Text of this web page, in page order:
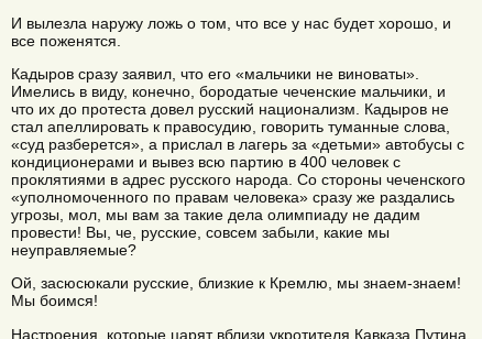
И вылезла наружу ложь о том, что все у нас будет хорошо, и
все поженятся.
Кадыров сразу заявил, что его «мальчики не виноваты».
Имелись в виду, конечно, бородатые чеченские мальчики, и
что их до протеста довел русский национализм. Кадыров не
стал апеллировать к правосудию, говорить туманные слова,
«суд разберется», а прислал в лагерь за «детьми» автобусы с
кондиционерами и вывез всю партию в 400 человек с
проклятиями в адрес русского народа. Со стороны чеченского
«уполномоченного по правам человека» сразу же раздались
угрозы, мол, мы вам за такие дела олимпиаду не дадим
провести! Вы, че, русские, совсем забыли, какие мы
неуправляемые?
Ой, засюсюкали русские, близкие к Кремлю, мы знаем-знаем!
Мы боимся!
Настроения, которые царят вблизи укротителя Кавказа Путина,